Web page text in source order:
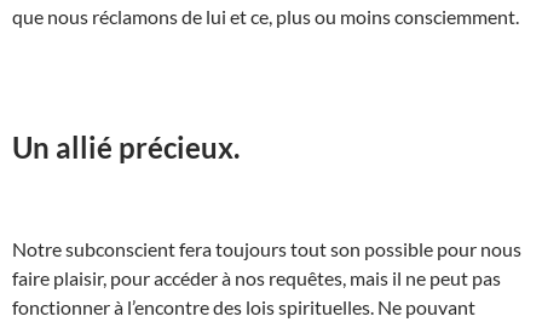
que nous réclamons de lui et ce, plus ou moins consciemment.
Un allié précieux.
Notre subconscient fera toujours tout son possible pour nous
faire plaisir, pour accéder à nos requêtes, mais il ne peut pas
fonctionner à l’encontre des lois spirituelles. Ne pouvant